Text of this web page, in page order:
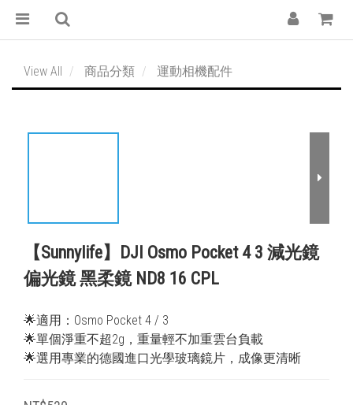
View All 商品分類 運動相機配件
【Sunnylife】DJI Osmo Pocket 4 3 減光鏡
偏光鏡 黑柔鏡 ND8 16 CPL
🌟適用：Osmo Pocket 4 / 3
🌟單個淨重不超2g，重量輕不加重雲台負載
🌟選用專業的德國進口光學玻璃鏡片，成像更清晰